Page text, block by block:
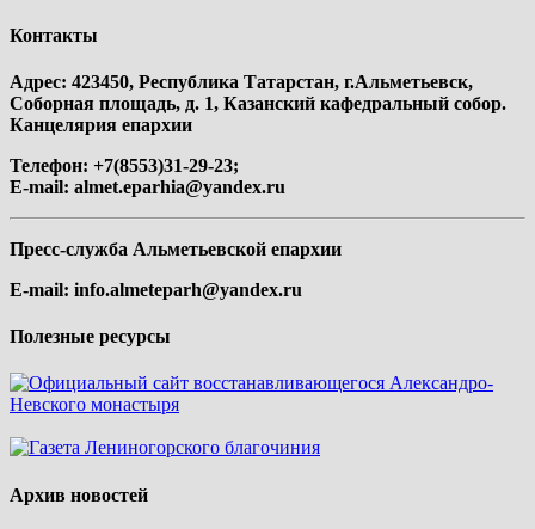
Контакты
Адрес: 423450, Республика Татарстан, г.Альметьевск,
Соборная площадь, д. 1, Казанский кафедральный собор.
Канцелярия епархии
Телефон: +7(8553)31-29-23;
E-mail: almet.eparhia@yandex.ru
Пресс-служба Альметьевской епархии
E-mail: info.almeteparh@yandex.ru
Полезные ресурсы
Архив новостей